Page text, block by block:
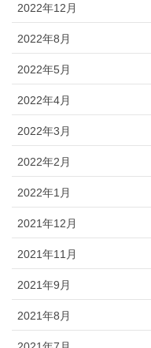
2022年12月
2022年8月
2022年5月
2022年4月
2022年3月
2022年2月
2022年1月
2021年12月
2021年11月
2021年9月
2021年8月